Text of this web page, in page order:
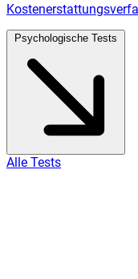
Alle Tests